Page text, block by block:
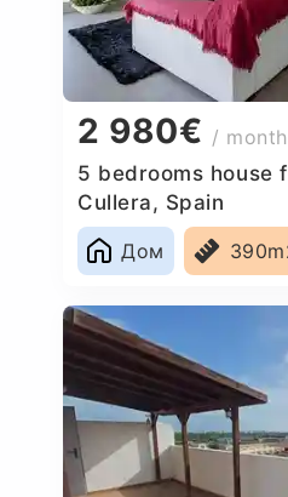
2 980€ / month
5 bedrooms house
Cullera, Spain
Дом